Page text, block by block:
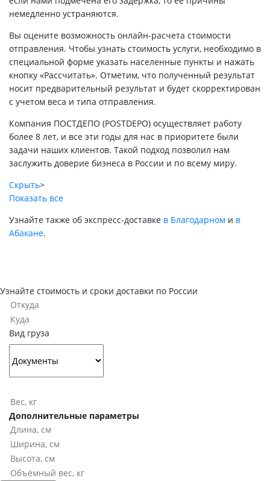
немедленно устраняются.
Вы оцените возможность онлайн-расчета стоимости
отправления. Чтобы узнать стоимость услуги, необходимо в
специальной форме указать населенные пункты и нажать
кнопку «Рассчитать». Отметим, что полученный результат
носит предварительный результат и будет скорректирован
с учетом веса и типа отправления.
Компания ПОСТДЕПО (POSTDEPO) осуществляет работу
более 8 лет, и все эти годы для нас в приоритете были
задачи наших клиентов. Такой подход позволил нам
заслужить доверие бизнеса в России и по всему миру.
Скрыть>
Показать все
Узнайте также об экспресс-доставке в Благодарном и в
Абакане.
Узнайте стоимость и сроки доставки по России
Вид груза
Дополнительные параметры